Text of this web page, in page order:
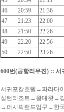
46
20:59 21:36
47
21:23 22:00
48
21:50 22:26
49
22:20 22:56
50
22:50 23:26
600번(공항리무진) ::
서귀포칼호텔→파라다
싱턴리조트→왕대왓→
→퍼시픽랜드입구→한